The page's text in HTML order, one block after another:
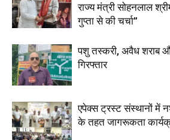
राज्य मंत्री सोहनलाल
गुप्ता से की चर्चा”
पशु तस्करी, अवैध शराब
गिरफ्तार
एपेक्स ट्रस्ट संस्थानों में
के तहत जागरूकता